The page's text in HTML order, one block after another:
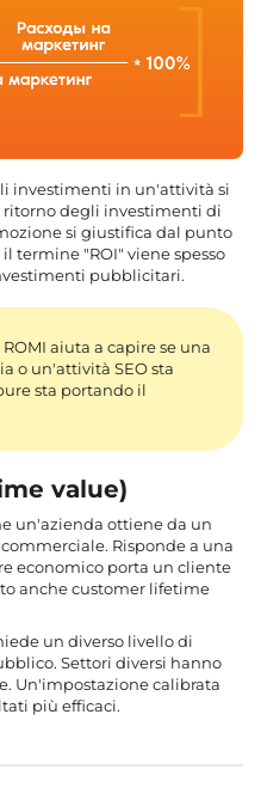
investimenti in un'attività si
ritorno degli investimenti di
si giustifica dal punto
termine "ROI" viene spesso
pubblicitari.
ROMI aiuta a capire se una
o un'attività SEO sta
sta portando il
value)
un'azienda ottiene da un
Risponde a una
economico porta un cliente
anche customer lifetime
un diverso livello di
Settori diversi hanno
Un'impostazione calibrata
più efficaci.